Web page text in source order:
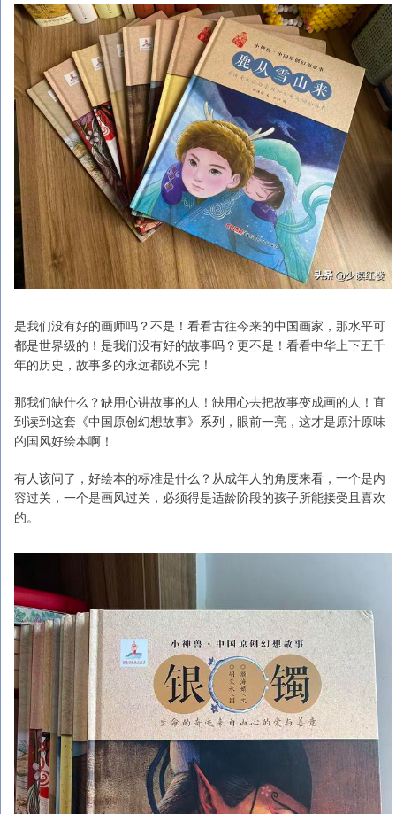
是我们没有好的画师吗？不是！看看古往今来的中国画家，那水平可
都是世界级的！是我们没有好的故事吗？更不是！看看中华上下五千
年的历史，故事多的永远都说不完！
那我们缺什么？缺用心讲故事的人！缺用心去把故事变成画的人！直
到读到这套《中国原创幻想故事》系列，眼前一亮，这才是原汁原味
的国风好绘本啊！
有人该问了，好绘本的标准是什么？从成年人的角度来看，一个是内
容过关，一个是画风过关，必须得是适龄阶段的孩子所能接受且喜欢
的。